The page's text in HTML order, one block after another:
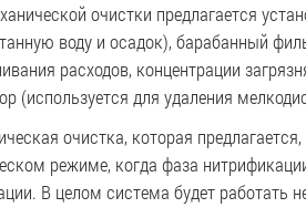
очистки предлагается
воду и осадок), барабанный
расходов, концентрации
(используется для удаления
очистка, которая
режиме, когда фаза
В целом система будет работать